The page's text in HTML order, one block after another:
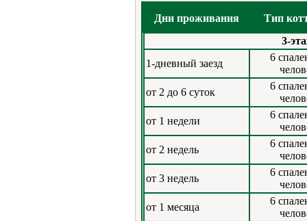
Дни проживания
Тип
3-
1-дневный заезд
6
от 2 до 6 суток
6
от 1 недели
6
от 2 недель
6
от 3 недель
6
от 1 месяца
6